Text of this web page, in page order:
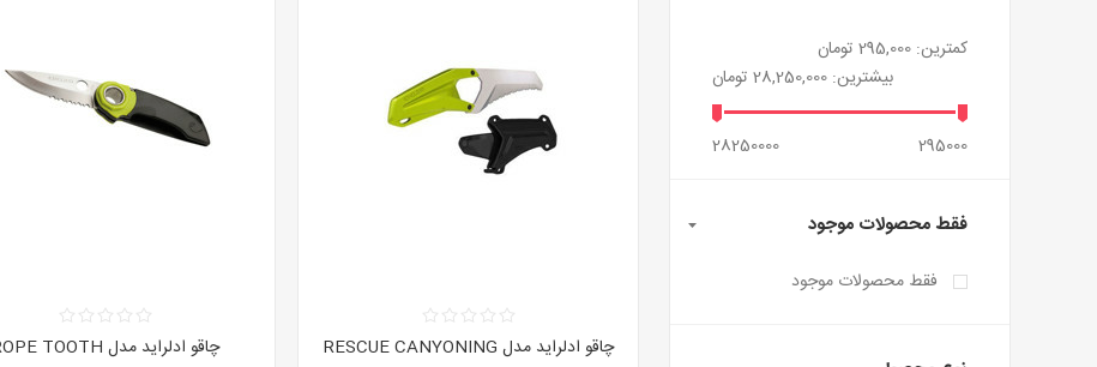
چاقو ادلراید مدل RESCUE CANYONING
چاقو ادلراید مدل ROPE TOOTH
کمترین: 295,000 تومان
بیشترین: 28,250,000 تومان
295000
28250000
فقط محصولات موجود
فقط محصولات موجود